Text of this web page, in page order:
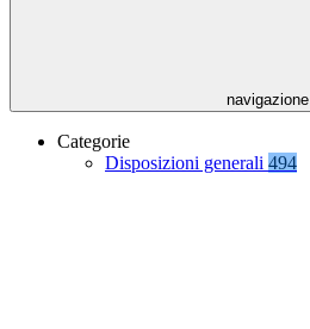
navigazione
Categorie
Disposizioni generali 494